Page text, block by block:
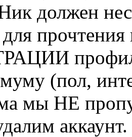
должен
профиль
(пол,
мы НЕ